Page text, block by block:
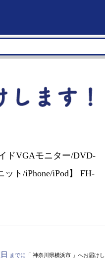
ドVGAモニター/DVD-
ト/iPhone/iPod】 FH-
までに 「 神奈川県横浜市 」 へお届けし